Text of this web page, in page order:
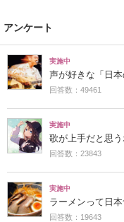
アンケート
実施中
声が好きな「日
回答数：49461
実施中
歌が上手だと思
回答数：23843
実施中
ラーメンって日
回答数：19643